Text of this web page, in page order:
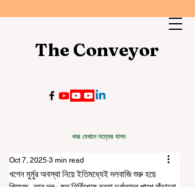
The Conveyor
খবর যেখানে সত্যের যাপন
খগেন মুর্মুর অবস্থা নিয়ে ইতিমধ্যেই দলবাজি শুরু হয়ে
Oct 7, 2025 3 min read